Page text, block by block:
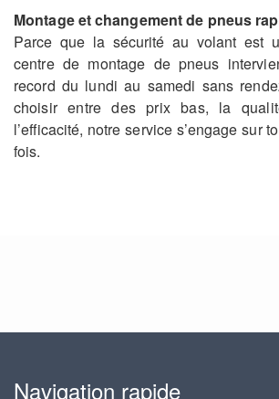
Montage et changement de pneus
Parce que la sécurité au volant est
centre de montage de pneus
record du lundi au samedi sans
choisir entre des prix bas, la
l’efficacité, notre service s’engage sur
fois.
Navigation rapide